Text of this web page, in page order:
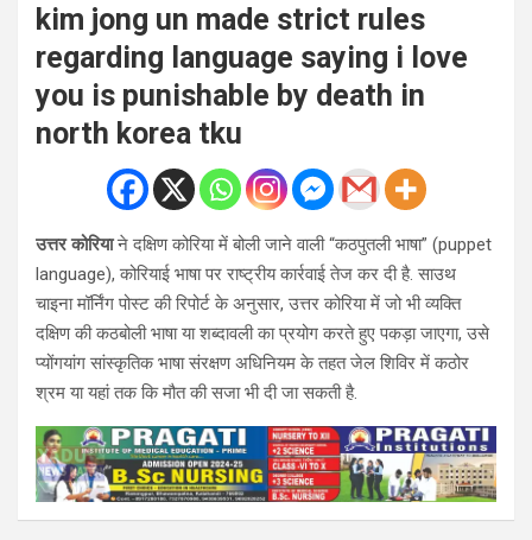
kim jong un made strict rules
regarding language saying i love
you is punishable by death in
north korea tku
उत्तर कोरियाने दक्षिण कोरिया में बोली जाने वाली “कठपुतली भाषा” (puppet
language), कोरियाई भाषा पर राष्ट्रीय कार्रवाई तेज कर दी है. साउथ
चाइना मॉर्निंग पोस्ट की रिपोर्ट के अनुसार, उत्तर कोरिया में जो भी व्यक्ति
दक्षिण की कठबोली भाषा या शब्दावली का प्रयोग करते हुए पकड़ा जाएगा, उसे
प्योंगयांग सांस्कृतिक भाषा संरक्षण अधिनियम के तहत जेल शिविर में कठोर
श्रम या यहां तक ​​कि मौत की सजा भी दी जा सकती है.